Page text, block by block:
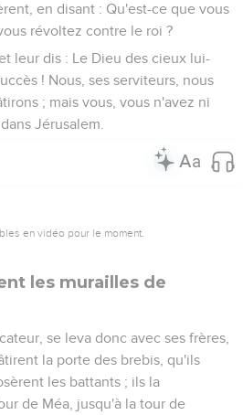
en disant : Qu'est-ce que vous
révoltez contre le roi ?
leur dis : Le Dieu des cieux lui-
! Nous, ses serviteurs, nous
; mais vous, vous n'avez ni
Jérusalem.
en vidéo pour le moment.
les murailles de
se leva donc avec ses frères,
la porte des brebis, qu'ils
les battants ; ils la
de Méa, jusqu'à la tour de